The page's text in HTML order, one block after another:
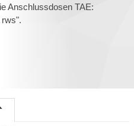
Anschlussdosen TAE: